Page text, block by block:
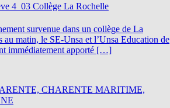
4_03 Collège La Rochelle
survenue dans un collège de La
au matin, le SE-Unsa et l’Unsa Education de
immédiatement apporté […]
CHARENTE MARITIME,